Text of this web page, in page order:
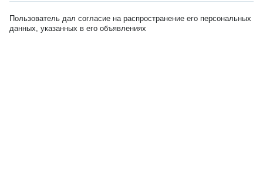
Пользователь дал согласие на распространение его персональных
данных, указанных в его объявлениях